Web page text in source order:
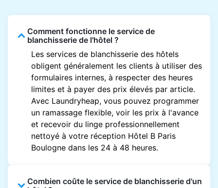
Comment fonctionne le service de
blanchisserie de l'hôtel ?
Les services de blanchisserie des hôtels
obligent généralement les clients à utiliser des
formulaires internes, à respecter des heures
limites et à payer des prix élevés par article.
Avec Laundryheap, vous pouvez programmer
un ramassage flexible, voir les prix à l'avance
et recevoir du linge professionnellement
nettoyé à votre réception Hôtel B Paris
Boulogne dans les 24 à 48 heures.
Combien coûte le service de blanchisserie d'un